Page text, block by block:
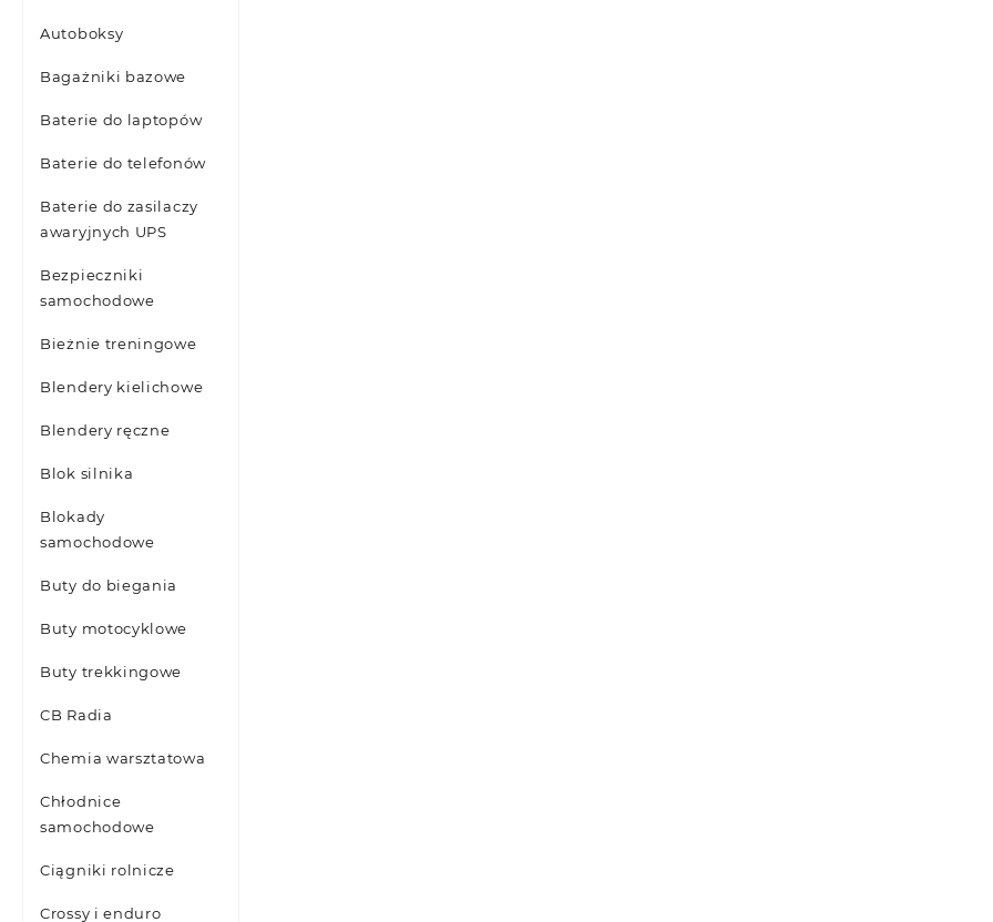
Autoboksy
Bagażniki bazowe
Baterie do laptopów
Baterie do telefonów
Baterie do zasilaczy
awaryjnych UPS
Bezpieczniki
samochodowe
Bieżnie treningowe
Blendery kielichowe
Blendery ręczne
Blok silnika
Blokady
samochodowe
Buty do biegania
Buty motocyklowe
Buty trekkingowe
CB Radia
Chemia warsztatowa
Chłodnice
samochodowe
Ciągniki rolnicze
Crossy i enduro